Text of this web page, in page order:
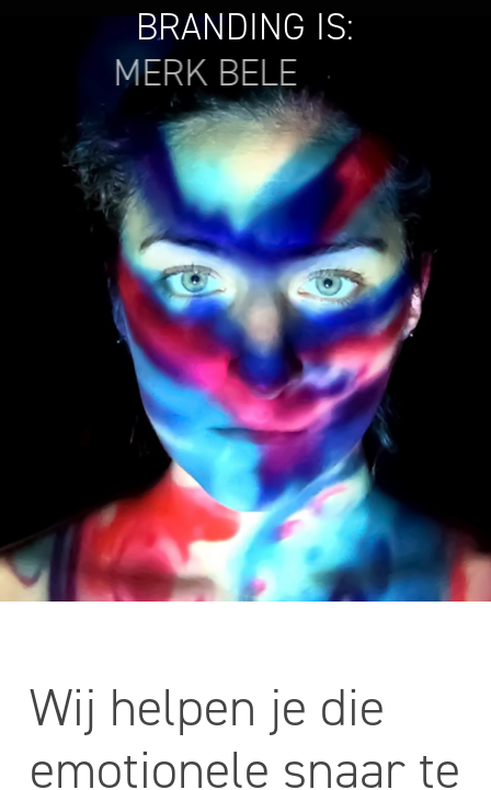
BRANDING IS:
MERK BELEVING
Wij helpen je die
emotionele snaar te